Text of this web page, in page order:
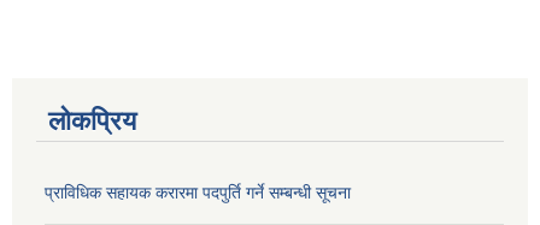
लोकप्रिय
प्राविधिक सहायक करारमा पदपुर्ति गर्ने सम्बन्धी सूचना